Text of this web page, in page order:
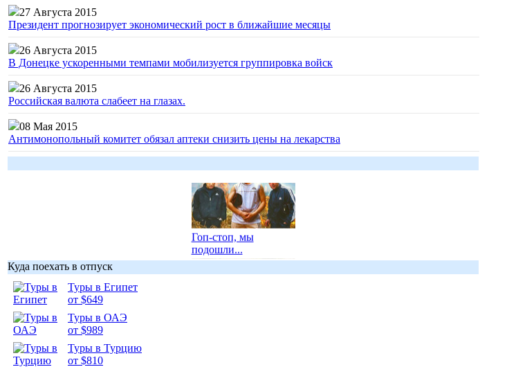
27 Августа 2015
Президент прогнозирует экономический рост в ближайшие месяцы
26 Августа 2015
В Донецке ускоренными темпами мобилизуется группировка войск
26 Августа 2015
Российская валюта слабеет на глазах.
08 Мая 2015
Антимонопольный комитет обязал аптеки снизить цены на лекарства
Гоп-стоп, мы
подошли...
Куда поехать в отпуск
Туры в Египет
от $649
Туры в ОАЭ
от $989
Туры в Турцию
от $810